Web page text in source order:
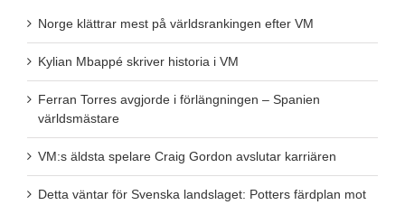
Norge klättrar mest på världsrankingen efter VM
Kylian Mbappé skriver historia i VM
Ferran Torres avgjorde i förlängningen – Spanien
världsmästare
VM:s äldsta spelare Craig Gordon avslutar karriären
Detta väntar för Svenska landslaget: Potters färdplan mot